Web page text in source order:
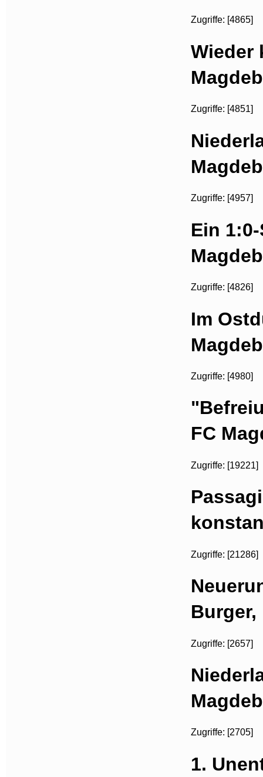
Zugriffe: [4865]
Wieder
Zugriffe: [4851]
Zugriffe: [4957]
Ein
Zugriffe: [4826]
Im
Zugriffe: [4980]
FC
Zugriffe: [19221]
Zugriffe: [21286]
Burger,
Zugriffe: [2657]
Zugriffe: [2705]
1.